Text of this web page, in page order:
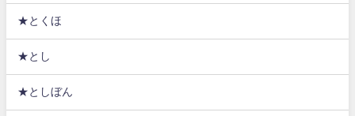
★とくほ
★とし
★としぼん